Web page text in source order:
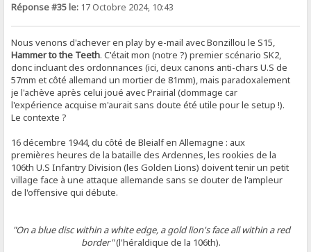
Réponse #35 le: 17 Octobre 2024, 10:43
Nous venons d'achever en play by e-mail avec Bonzillou le S15,
Hammer to the Teeth. C'était mon (notre ?) premier scénario SK2,
donc incluant des ordonnances (ici, deux canons anti-chars U.S de
57mm et côté allemand un mortier de 81mm), mais paradoxalement
je l'achève après celui joué avec Prairial (dommage car
l'expérience acquise m'aurait sans doute été utile pour le setup !).
Le contexte ?
16 décembre 1944, du côté de Bleialf en Allemagne : aux
premières heures de la bataille des Ardennes, les rookies de la
106th U.S Infantry Division (les Golden Lions) doivent tenir un petit
village face à une attaque allemande sans se douter de l'ampleur
de l'offensive qui débute.
"On a blue disc within a white edge, a gold lion's face all within a red
border"(l'héraldique de la 106th).